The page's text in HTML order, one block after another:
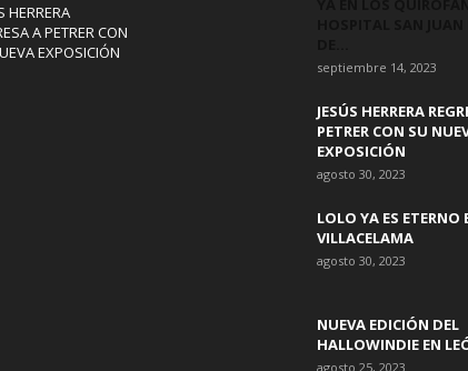
HERRERA
A PETRER CON
EXPOSICIÓN
septiembre 14, 2023
JESÚS HERRERA
PETRER CON SU
EXPOSICIÓN
agosto 30, 2023
LOLO YA ES ETERNO
VILLACELAMA
agosto 30, 2023
NUEVA EDICIÓN DEL
HALLOWINDIE EN
agosto 25, 2023